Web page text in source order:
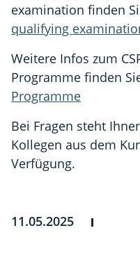
examination finden
qualifying
Weitere Infos zum
Programme finden
Programme
Bei Fragen steht
Kollegen aus dem
Verfügung.
11.05.2025